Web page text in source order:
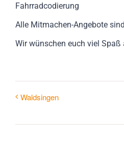
Fahrradcodierung
Alle Mitmachen-Angebote
Wir wünschen euch viel
Waldsingen